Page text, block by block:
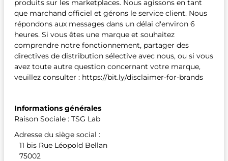
produits sur les marketplaces. Nous agissons en tant
que marchand officiel et gérons le service client. Nous
répondons aux messages dans un délai d'environ 6
heures. Si vous êtes une marque et souhaitez
comprendre notre fonctionnement, partager des
directives de distribution sélective avec nous, ou si vous
avez toute autre question concernant votre marque,
veuillez consulter : https://bit.ly/disclaimer-for-brands
Informations générales
Raison Sociale : TSG Lab
Adresse du siège social :
11 bis Rue Léopold Bellan
75002